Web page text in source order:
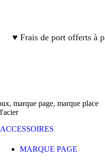
♥ Frais de port offerts à
ACCESSOIRES
MARQUE PAGE